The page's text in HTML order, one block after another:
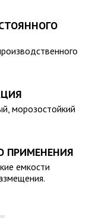
морозостойкий
ПРИМЕНЕНИЯ
емкости